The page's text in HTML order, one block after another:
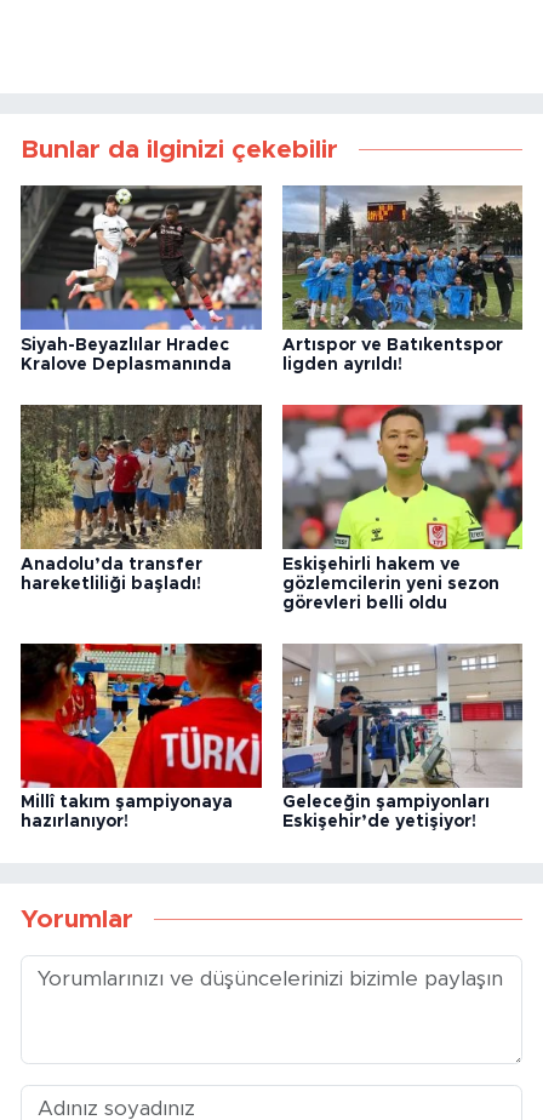
Bunlar da ilginizi çekebilir
Siyah-Beyazlılar Hradec
Kralove Deplasmanında
Artıspor ve Batıkentspor
ligden ayrıldı!
Anadolu’da transfer
hareketliliği başladı!
Eskişehirli hakem ve
gözlemcilerin yeni sezon
görevleri belli oldu
Millî takım şampiyonaya
hazırlanıyor!
Geleceğin şampiyonları
Eskişehir’de yetişiyor!
Yorumlar